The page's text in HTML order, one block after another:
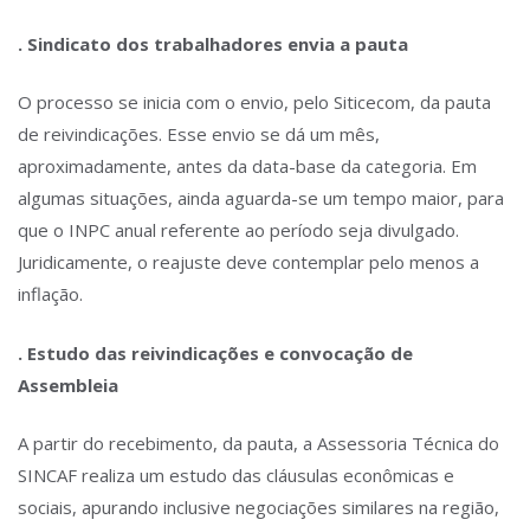
. Sindicato dos trabalhadores envia a pauta
O processo se inicia com o envio, pelo Siticecom, da pauta
de reivindicações. Esse envio se dá um mês,
aproximadamente, antes da data-base da categoria. Em
algumas situações, ainda aguarda-se um tempo maior, para
que o INPC anual referente ao período seja divulgado.
Juridicamente, o reajuste deve contemplar pelo menos a
inflação.
. Estudo das reivindicações e convocação de
Assembleia
A partir do recebimento, da pauta, a Assessoria Técnica do
SINCAF realiza um estudo das cláusulas econômicas e
sociais, apurando inclusive negociações similares na região,